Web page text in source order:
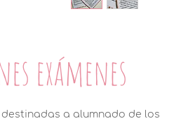
exámenes
a alumnado de los